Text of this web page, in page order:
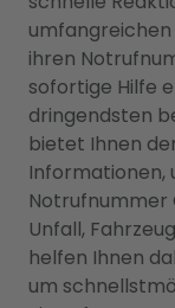
ihren
sofortige Hilfe
dringendsten
bietet Ihnen
Informationen,
Notrufnummer
Unfall,
helfen Ihnen
um